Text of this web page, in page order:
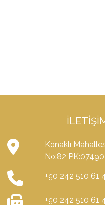
Konaklı
No:82
+90 242 510 61
+90 242 510 61